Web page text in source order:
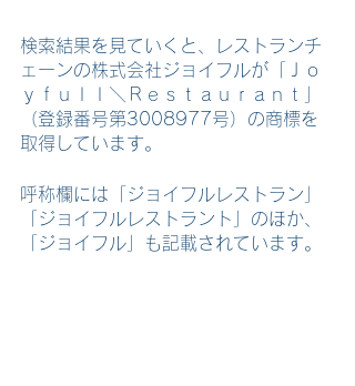
検索結果を見ていくと、レストランチ
ェーンの株式会社ジョイフルが「Ｊｏ
ｙｆｕｌｌ＼Ｒｅｓｔａｕｒａｎｔ」
（登録番号第3008977号）の商標を
取得しています。
呼称欄には「ジョイフルレストラン」
「ジョイフルレストラント」のほか、
「ジョイフル」も記載されています。